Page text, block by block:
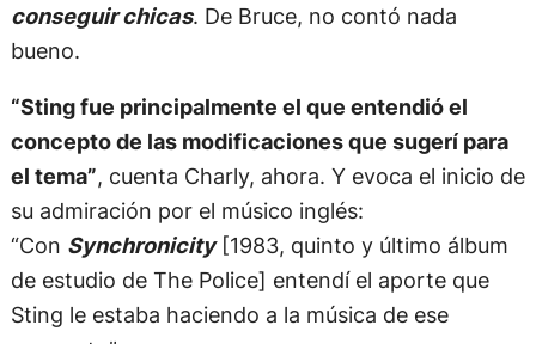
conseguir chicas. De Bruce, no contó nada
bueno.
“Sting fue principalmente el que entendió el
concepto de las modificaciones que sugerí para
el tema”, cuenta Charly, ahora. Y evoca el inicio de
su admiración por el músico inglés:
“Con Synchronicity[1983, quinto y último álbum
de estudio de The Police] entendí el aporte que
Sting le estaba haciendo a la música de ese